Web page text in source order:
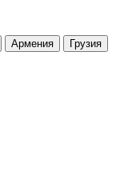
Армения
Грузия